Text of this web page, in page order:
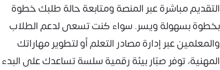
التقديم مباشرة عبر المنصة ومتابعة حالة طلبك خطوة
بخطوة بسهولة ويسر. سواء كنت تسعى لدعم الطلاب
والمعلمين عبر إدارة مصادر التعلم أو لتطوير مهاراتك
المهنية، توفر صبّار بيئة رقمية سلسة تساعدك على البدء